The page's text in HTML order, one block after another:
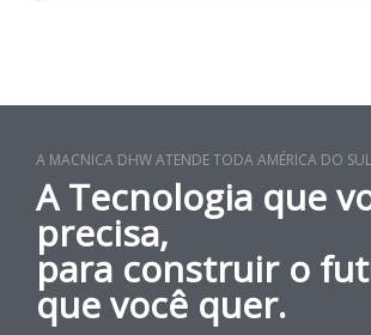
A MACNICA DHW ATENDE TODA AMÉRICA DO SUL
A Tecnologia que
precisa,
para construir o
que você quer.